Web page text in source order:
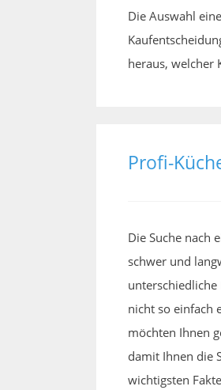
Die Auswahl
heraus, welcher
Profi-
Die Suche nach
schwer und
nicht so einfach
möchten Ihnen
damit Ihnen die
wichtigsten